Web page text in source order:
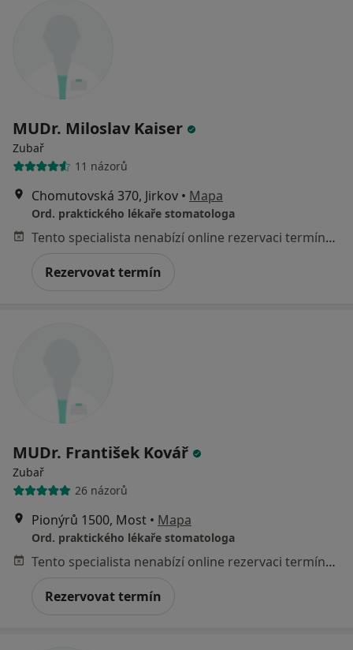
MUDr. Miloslav Kaiser
Zubař
11 názorů
Chomutovská 370, Jirkov • Mapa
Ord. praktického lékaře stomatologa
Tento specialista nenabízí online rezervaci termínu na této adrese.
Rezervovat termín
MUDr. František Kovář
Zubař
26 názorů
Pionýrů 1500, Most • Mapa
Ord. praktického lékaře stomatologa
Tento specialista nenabízí online rezervaci termínu na této adrese.
Rezervovat termín